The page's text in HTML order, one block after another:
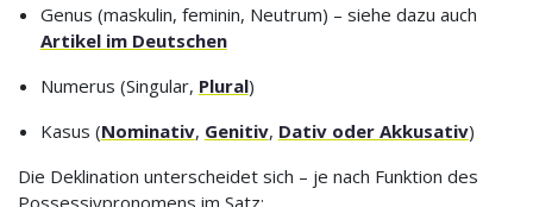
Genus (maskulin, feminin, Neutrum) – siehe dazu auch
Artikel im Deutschen
Numerus (Singular, Plural)
Kasus (Nominativ, Genitiv, Dativ oder Akkusativ)
Die Deklination unterscheidet sich – je nach Funktion des
Possessivpronomens im Satz: